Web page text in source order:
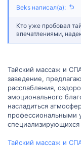
Beks написал(а):
Кто уже пробовал
впечатлениями,
Тайский массаж и
заведение,
расслабления,
эмоционального
насладиться
профессиональными
Тайский массаж и